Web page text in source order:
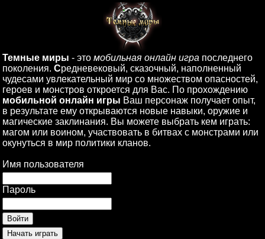
Темные миры - это мобильная онлайн игра последнего
поколения. Средневековый, сказочный, наполненный
чудесами увлекательный мир со множеством опасностей,
героев и монстров откроется для Вас. По прохождению
мобильной онлайн игры Ваш персонаж получает опыт,
в результате ему открываются новые навыки, оружие и
магические заклинания. Вы можете выбрать кем играть:
магом или воином, участвовать в битвах с монстрами или
окунуться в мир политики кланов.
Имя пользователя
Пароль